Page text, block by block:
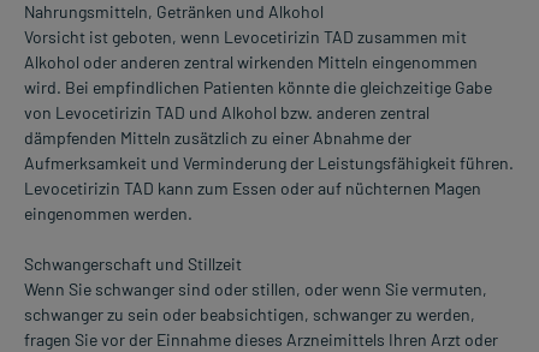
Nahrungsmitteln, Getränken und Alkohol
Vorsicht ist geboten, wenn Levocetirizin TAD zusammen mit
Alkohol oder anderen zentral wirkenden Mitteln eingenommen
wird. Bei empfindlichen Patienten könnte die gleichzeitige Gabe
von Levocetirizin TAD und Alkohol bzw. anderen zentral
dämpfenden Mitteln zusätzlich zu einer Abnahme der
Aufmerksamkeit und Verminderung der Leistungsfähigkeit führen.
Levocetirizin TAD kann zum Essen oder auf nüchternen Magen
eingenommen werden.
Schwangerschaft und Stillzeit
Wenn Sie schwanger sind oder stillen, oder wenn Sie vermuten,
schwanger zu sein oder beabsichtigen, schwanger zu werden,
fragen Sie vor der Einnahme dieses Arzneimittels Ihren Arzt oder